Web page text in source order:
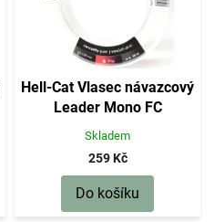
Hell-Cat Vlasec návazcový
Leader Mono FC
50m|1,40mm, 76kg
Skladem
259 Kč
Do košíku